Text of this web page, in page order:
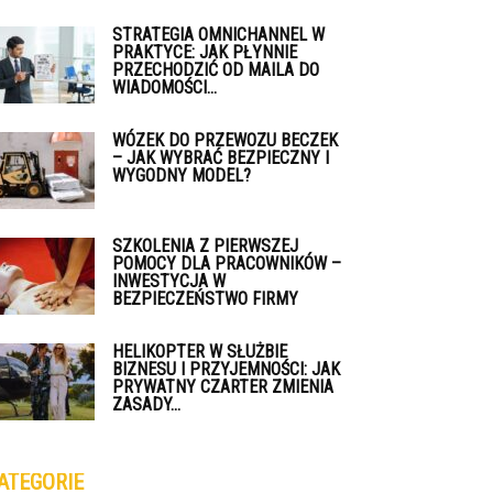
STRATEGIA OMNICHANNEL W
PRAKTYCE: JAK PŁYNNIE
PRZECHODZIĆ OD MAILA DO
WIADOMOŚCI...
WÓZEK DO PRZEWOZU BECZEK
– JAK WYBRAĆ BEZPIECZNY I
WYGODNY MODEL?
SZKOLENIA Z PIERWSZEJ
POMOCY DLA PRACOWNIKÓW –
INWESTYCJA W
BEZPIECZEŃSTWO FIRMY
HELIKOPTER W SŁUŻBIE
BIZNESU I PRZYJEMNOŚCI: JAK
PRYWATNY CZARTER ZMIENIA
ZASADY...